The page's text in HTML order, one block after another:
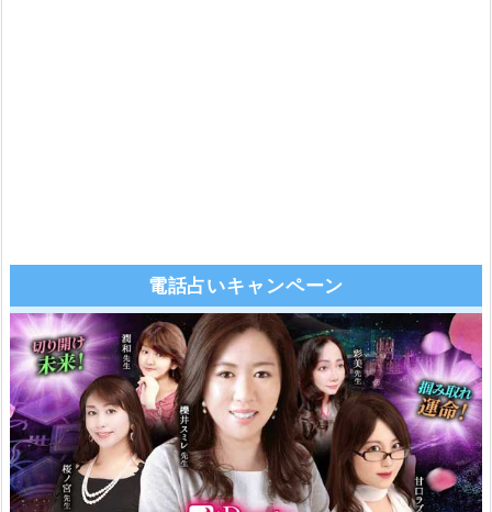
電話占いキャンペーン